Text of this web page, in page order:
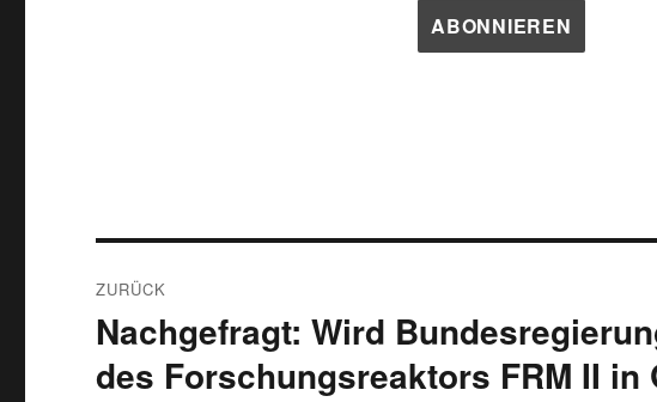
ZURÜCK
Vorheriger
Beitrag:
Nachgefragt: Wird
des Forschungsreaktors FRM II in